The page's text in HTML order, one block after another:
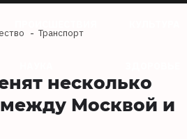
Транспорт
несколько
Москвой и